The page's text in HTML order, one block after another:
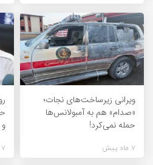
ویرانی زیرساخت‌های نجات؛
«صدام» هم به آمبولانس‌ها
حمله نمی‌کرد!
7 ماه پیش 7 ماه پیش